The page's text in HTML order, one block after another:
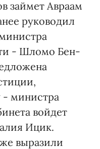
займет Авраам
руководил
- Шломо Бен-
- министра
войдет
Ицик.
выразили